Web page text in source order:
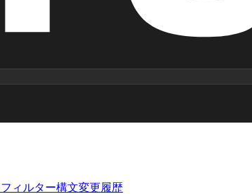
フィルター構文変更履歴